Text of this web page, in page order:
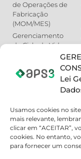
Lei
Usamos cookies no
mais relevante,
clicar em “ACEITAR”,
cookies. No entanto,
para fornecer um
de Operações de
Fabricação
(MOM/MES)
Gerenciamento
de Ciclo de Vida
do Produto (PML)
Gestão da
Qualidade (QMS)